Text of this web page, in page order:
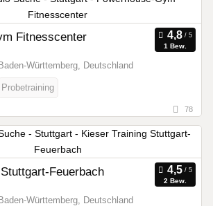
Fitnesscenter
1 Bew.
Württemberg, Deutschland
Probetraining
78
Feuerbach
2 Bew.
Württemberg, Deutschland